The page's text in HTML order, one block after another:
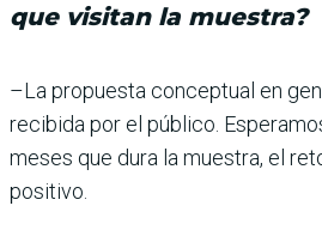
que visitan la muestra?
–La propuesta conceptual en
recibida por el público.
meses que dura la muestra, el
positivo.